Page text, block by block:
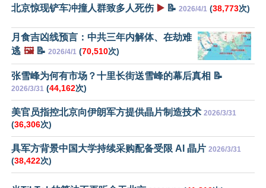
北京惊现铲车冲撞人群致多人死伤 ▶️ 📝 2026/4/1 (38,773次)
月食吉凶线预言：中共三年内解体、在劫难
逃 🖼️📝 2026/4/1 (70,510次)
张雪峰为何有市场？十里长街送雪峰的幕后真相 📝
2026/3/31 (44,162次)
美官员指控北京向伊朗军方提供晶片制造技术 2026/3/31
(36,306次)
具军方背景中国大学持续采购配备受限 AI 晶片 2026/3/31
(38,422次)